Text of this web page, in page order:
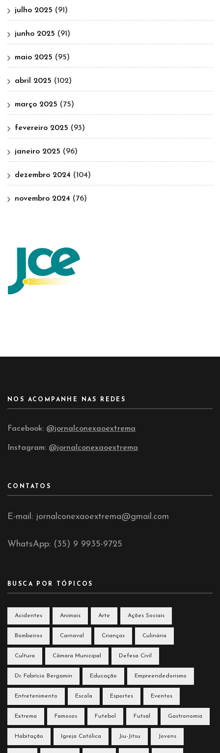
julho 2025 (91)
junho 2025 (91)
maio 2025 (95)
abril 2025 (102)
março 2025 (75)
fevereiro 2025 (93)
janeiro 2025 (96)
dezembro 2024 (104)
novembro 2024 (76)
NOS ACOMPANHE NAS REDES
Facebook: @jornalconexaoextrema
Instagram: @jornalconexaoextrema
CONTATOS
E-mail: jornalconexaoextrema@gmail.com
WhatsApp: (35) 9 9935-9725
BUSCA POR TÓPICOS
Acidentes Animais Arte Ações Sociais
Bombeiros Carnaval Crianças Culinária
Cultura Câmara Municipal Defesa Civil
Dr. Fabrício Bergamin Educação Empreendedorismo
Entretenimento Escola Esportes Eventos
Extrema Famosos Futebol Futsal Gastronomia
Habitação Igreja Católica Jiu-Jitsu Jovens